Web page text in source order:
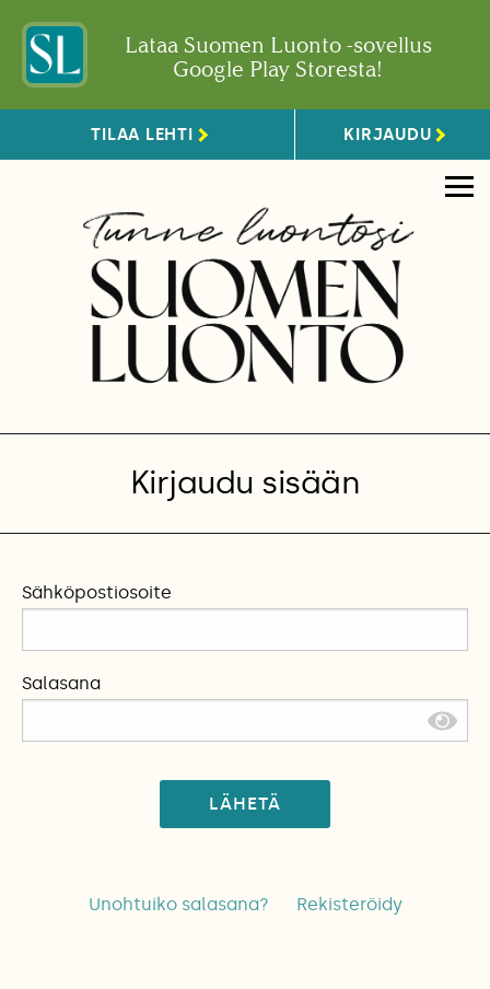
Lataa Suomen Luonto -sovellus
Google Play Storesta!
TILAA LEHTI KIRJAUDU
Kirjaudu sisään
Sähköpostiosoite
Salasana
LÄHETÄ
Unohtuiko salasana? Rekisteröidy